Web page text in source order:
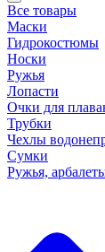
Все товары
Маски
Гидрокостюмы
Носки
Ружья
Лопасти
Очки для
Трубки
Чехлы
Сумки
Ружья,